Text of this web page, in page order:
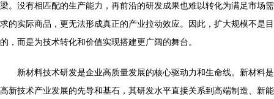
梁。没有相匹配的生产能力，再前沿的研发成果也难以转化为满足市场需
求的实际商品，更无法形成真正的产业拉动效应。因此，扩大规模不是目
的，而是为技术转化和价值实现搭建更广阔的舞台。
新材料技术研发是企业高质量发展的核心驱动力和生命线。新材料是
高新技术产业发展的先导和基石，其研发水平直接关系到高端制造、新能